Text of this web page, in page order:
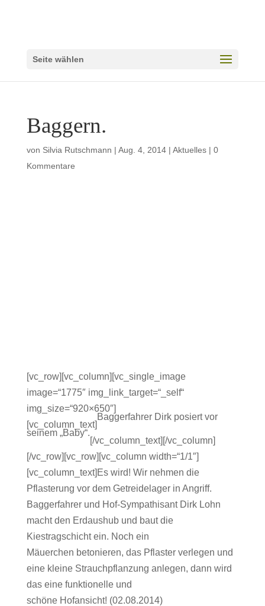
Seite wählen
Baggern.
von Silvia Rutschmann | Aug. 4, 2014| Aktuelles| 0
Kommentare
[vc_row][vc_column][vc_single_image
image=“1775″ img_link_target=“_self“
img_size=“920×650″]
[vc_column_text]
Baggerfahrer Dirk posiert vor
seinem „Baby“.
[/vc_column_text][/vc_column]
[/vc_row][vc_row][vc_column width=“1/1″]
[vc_column_text]Es wird! Wir nehmen die
Pflasterung vor dem Getreidelager in Angriff.
Baggerfahrer und Hof-Sympathisant Dirk Lohn
macht den Erdaushub und baut die
Kiestragschicht ein. Noch ein
Mäuerchen betonieren, das Pflaster verlegen und
eine kleine Strauchpflanzung anlegen, dann wird
das eine funktionelle und
schöne Hofansicht! (02.08.2014)